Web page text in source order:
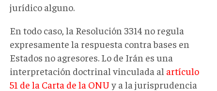
jurídico alguno.
En todo caso, la Resolución 3314 no regula
expresamente la respuesta contra bases en
Estados no agresores. Lo de Irán es una
interpretación doctrinal vinculada al artículo
51 de la Carta de la ONU y a la jurisprudencia